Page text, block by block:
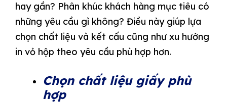
hay gần? Phân khúc khách hàng mục tiêu có
những yêu cầu gì không? Điều này giúp lựa
chọn chất liệu và kết cấu cũng như xu hướng
in vỏ hộp theo yêu cầu phù hợp hơn.
Chọn chất liệu giấy phù
hợp